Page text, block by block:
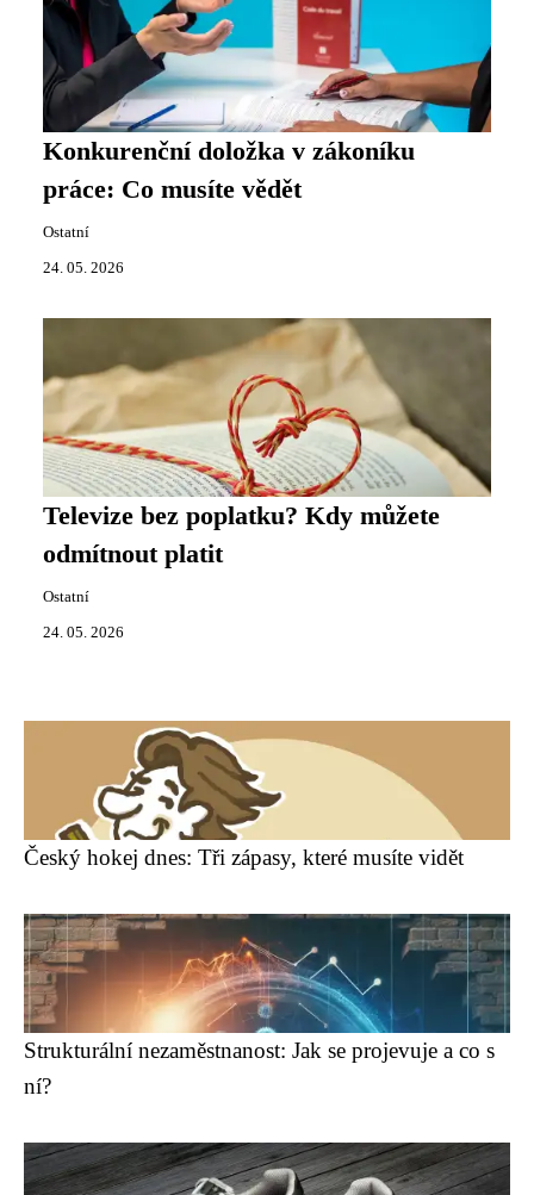
Konkurenční doložka v zákoníku
práce: Co musíte vědět
Ostatní
24. 05. 2026
Televize bez poplatku? Kdy můžete
odmítnout platit
Ostatní
24. 05. 2026
Český hokej dnes: Tři zápasy, které musíte vidět
Strukturální nezaměstnanost: Jak se projevuje a co s
ní?